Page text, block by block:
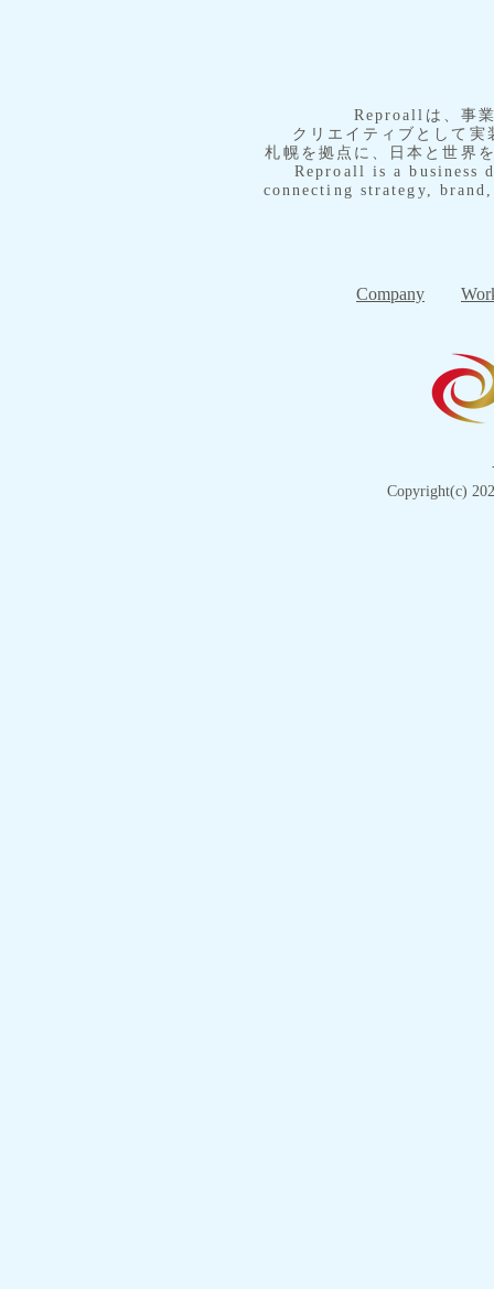
​Reproallは、事
クリエイティブとして
札幌を拠点に、日本と世界
Reproall is a business
connecting strategy,
Company
Copyright(c)